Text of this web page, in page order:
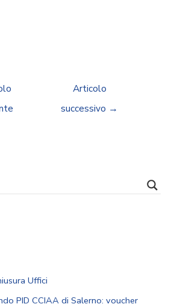
Articolo
successivo →
Uffici
PID CCIAA di Salerno: voucher